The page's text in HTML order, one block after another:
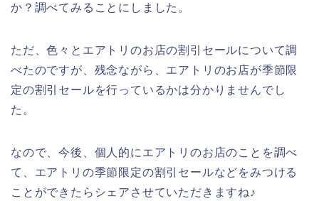
か？調べてみることにしました。
ただ、色々とエアトリのお店の割引セールについて調
べたのですが、残念ながら、エアトリのお店が季節限
定の割引セールを行っているかは分かりませんでし
た。
なので、今後、個人的にエアトリのお店のことを調べ
て、エアトリの季節限定の割引セールなどをみつける
ことができたらシェアさせていただきますね♪